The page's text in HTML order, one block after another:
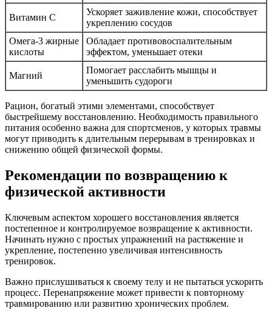
Витамин C
Ускоряет заживление кожи, способствует
укреплению сосудов
Омега-3 жирные
кислоты
Обладает противовоспалительным
эффектом, уменьшает отеки
Магний
Помогает расслабить мышцы и
уменьшить судороги
Рацион, богатый этими элементами, способствует
быстрейшему восстановлению. Необходимость правильного
питания особенно важна для спортсменов, у которых травмы
могут приводить к длительным перерывам в тренировках и
снижению общей физической формы.
Рекомендации по возвращению к
физической активности
Ключевым аспектом хорошего восстановления является
постепенное и контролируемое возвращение к активности.
Начинать нужно с простых упражнений на растяжение и
укрепление, постепенно увеличивая интенсивность
тренировок.
Важно прислушиваться к своему телу и не пытаться ускорить
процесс. Перенапряжение может привести к повторному
травмированию или развитию хронических проблем.